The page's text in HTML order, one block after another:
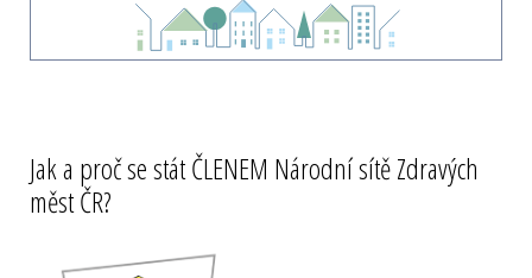
Jak a proč se stát ČLENEM Národní sítě Zdravých
měst ČR?